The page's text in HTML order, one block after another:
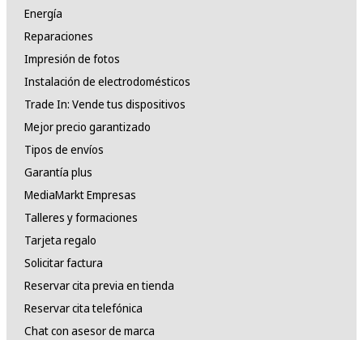
Energía
Reparaciones
Impresión de fotos
Instalación de electrodomésticos
Trade In: Vende tus dispositivos
Mejor precio garantizado
Tipos de envíos
Garantía plus
MediaMarkt Empresas
Talleres y formaciones
Tarjeta regalo
Solicitar factura
Reservar cita previa en tienda
Reservar cita telefónica
Chat con asesor de marca